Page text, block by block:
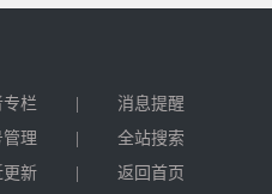
栏 |
消息提醒
管理 |
全站搜索
更新 | 返回首页